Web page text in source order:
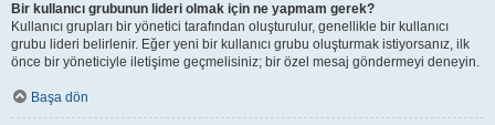
Bir kullanıcı grubunun lideri olmak için ne yapmam gerek?
Kullanıcı grupları bir yönetici tarafından oluşturulur, genellikle bir kullanıcı
grubu lideri belirlenir. Eğer yeni bir kullanıcı grubu oluşturmak istiyorsanız, ilk
önce bir yöneticiyle iletişime geçmelisiniz; bir özel mesaj göndermeyi deneyin.
Başa dön